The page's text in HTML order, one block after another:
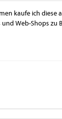
kaufe ich
Web-Shops zu